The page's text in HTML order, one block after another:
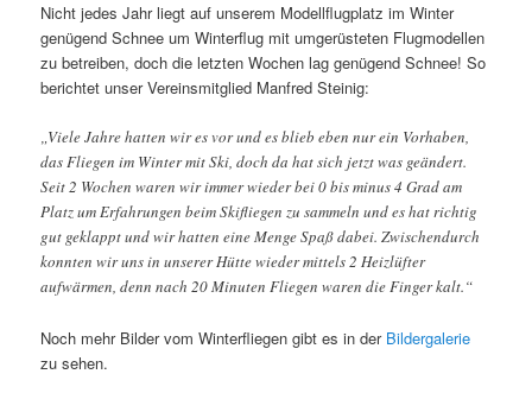
Nicht jedes Jahr liegt auf unserem Modellflugplatz im Winter
genügend Schnee um Winterflug mit umgerüsteten Flugmodellen
zu betreiben, doch die letzten Wochen lag genügend Schnee! So
berichtet unser Vereinsmitglied Manfred Steinig:
„Viele Jahre hatten wir es vor und es blieb eben nur ein Vorhaben,
das Fliegen im Winter mit Ski, doch da hat sich jetzt was geändert.
Seit 2 Wochen waren wir immer wieder bei 0 bis minus 4 Grad am
Platz um Erfahrungen beim Skifliegen zu sammeln und es hat richtig
gut geklappt und wir hatten eine Menge Spaß dabei. Zwischendurch
konnten wir uns in unserer Hütte wieder mittels 2 Heizlüfter
aufwärmen, denn nach 20 Minuten Fliegen waren die Finger kalt.“
Noch mehr Bilder vom Winterfliegen gibt es in der Bildergalerie
zu sehen.